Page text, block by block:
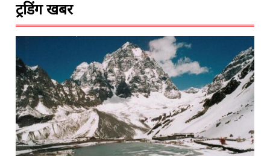
ट्रेंडिंग खबरें